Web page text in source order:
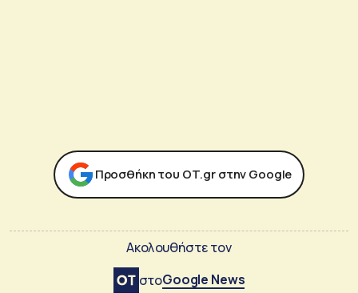
Προσθήκη του ΟΤ.gr στην Google
Ακολουθήστε τον
στοGoogle News